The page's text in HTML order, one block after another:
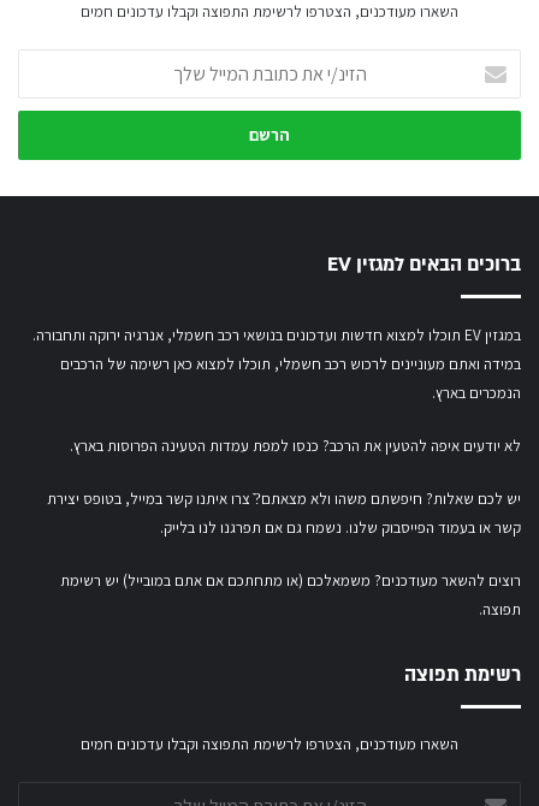
השארו מעודכנים, הצטרפו לרשימת התפוצה וקבלו עדכונים חמים
הזינ/י
את
כתובת
שלך
ברוכים הבאים למגזין EV
במגזין EV תוכלו למצוא חדשות ועדכונים בנושאי רכב חשמלי, אנרגיה ירוקה ותחבורה.
במידה ואתם מעוניינים לרכוש רכב חשמלי, תוכלו למצוא כאן רשימה של הרכבים
הנמכרים בארץ.
לא יודעים איפה להטעין את הרכב? כנסו למפת עמדות הטעינה הפרוסות בארץ.
יש לכם שאלות? חיפשתם משהו ולא מצאתם?ֿ צרו איתנו קשר במייל, בטופס יצירת
קשראובעמוד הפייסבוק שלנו. נשמח גם אם תפרגנו לנו בלייק.
רוצים להשאר מעודכנים? משמאלכם (או מתחתכם אם אתם במובייל) יש רשימת
תפוצה.
רשימת תפוצה
השארו מעודכנים, הצטרפו לרשימת התפוצה וקבלו עדכונים חמים
הזינ/י